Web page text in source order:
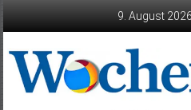
9. August 2026